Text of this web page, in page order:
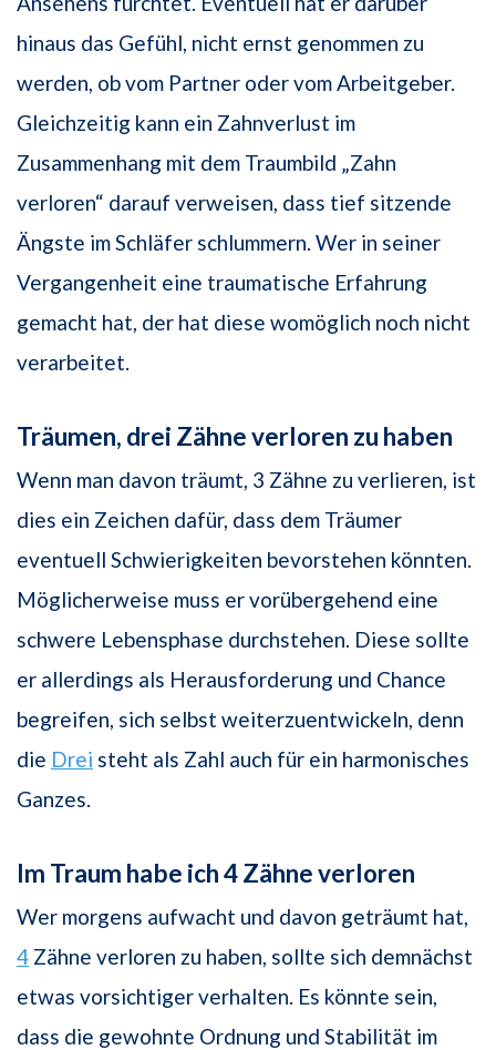
hinaus das Gefühl, nicht ernst genommen zu
werden, ob vom Partner oder vom Arbeitgeber.
Gleichzeitig kann ein Zahnverlust im
Zusammenhang mit dem Traumbild „Zahn
verloren“ darauf verweisen, dass tief sitzende
Ängste im Schläfer schlummern. Wer in seiner
Vergangenheit eine traumatische Erfahrung
gemacht hat, der hat diese womöglich noch nicht
verarbeitet.
Träumen, drei Zähne verloren zu haben
Wenn man davon träumt, 3 Zähne zu verlieren, ist
dies ein Zeichen dafür, dass dem Träumer
eventuell Schwierigkeiten bevorstehen könnten.
Möglicherweise muss er vorübergehend eine
schwere Lebensphase durchstehen. Diese sollte
er allerdings als Herausforderung und Chance
begreifen, sich selbst weiterzuentwickeln, denn
die Drei steht als Zahl auch für ein harmonisches
Ganzes.
Im Traum habe ich 4 Zähne verloren
Wer morgens aufwacht und davon geträumt hat,
4 Zähne verloren zu haben, sollte sich demnächst
etwas vorsichtiger verhalten. Es könnte sein,
dass die gewohnte Ordnung und Stabilität im